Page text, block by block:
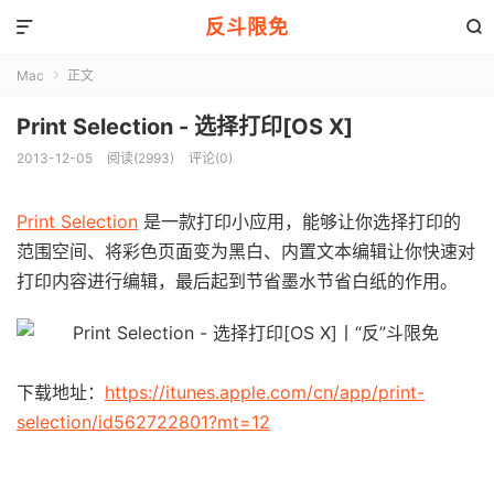
反斗限免 

Mac  正文
Print Selection - 选择打印[OS X]
2013-12-05 阅读(2993) 评论(0)
Print Selection 是一款打印小应用，能够让你选择打印的
范围空间、将彩色页面变为黑白、内置文本编辑让你快速对
打印内容进行编辑，最后起到节省墨水节省白纸的作用。
下载地址： https://itunes.apple.com/cn/app/print-
selection/id562722801?mt=12